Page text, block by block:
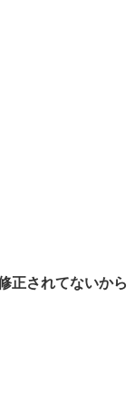
正されてないから